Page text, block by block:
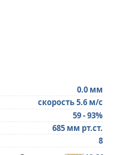
0.0 мм
скорость 5.6 м/с
59 - 93%
685 мм рт.ст.
8